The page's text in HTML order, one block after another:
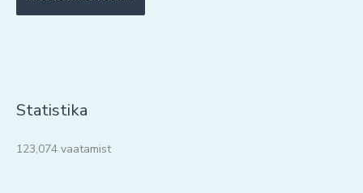
Statistika
123,074 vaatamist